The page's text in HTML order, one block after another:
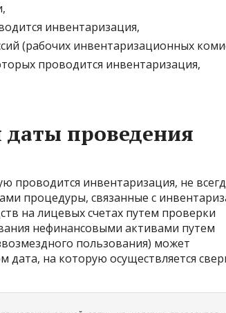
инвентаризация,
(рабочих инвентаризационных
проводится инвентаризация,
даты проведения
проводится инвентаризация, не
процедуры, связанные с
на лицевых счетах путем проверки
нефинансовыми активами путем
пользования) может
дата, на которую осуществляется